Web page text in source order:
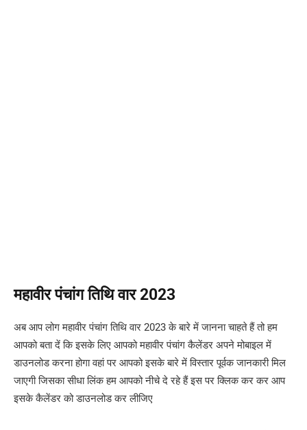
महावीर पंचांग तिथि वार 2023
अब आप लोग महावीर पंचांग तिथि वार 2023 के बारे में जानना चाहते हैं तो हम
आपको बता दें कि इसके लिए आपको महावीर पंचांग कैलेंडर अपने मोबाइल में
डाउनलोड करना होगा वहां पर आपको इसके बारे में विस्तार पूर्वक जानकारी मिल
जाएगी जिसका सीधा लिंक हम आपको नीचे दे रहे हैं इस पर क्लिक कर कर आप
इसके कैलेंडर को डाउनलोड कर लीजिए